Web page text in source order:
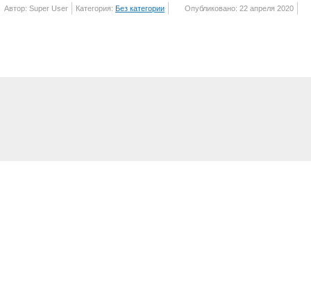
Автор: Super User Категория: Без категории Опубликовано: 22 апреля 2020